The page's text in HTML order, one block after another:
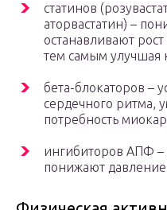
статинов
аторвастатин) –
останавливают
тем самым улучшая
бета-блокаторов –
сердечного ритма,
потребность
ингибиторов АПФ –
понижают